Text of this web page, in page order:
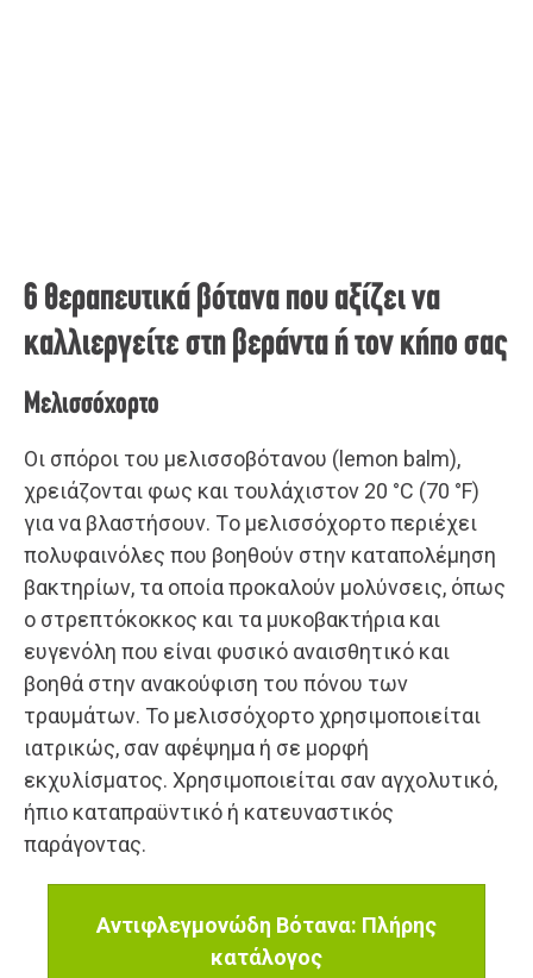
6 θεραπευτικά βότανα που αξίζει να
καλλιεργείτε στη βεράντα ή τον κήπο σας
Μελισσόχορτο
Οι σπόροι του μελισσοβότανου (lemon balm),
χρειάζονται φως και τουλάχιστον 20 °C (70 °F)
για να βλαστήσουν. Tο μελισσόχορτο περιέχει
πολυφαινόλες που βοηθούν στην καταπολέμηση
βακτηρίων, τα οποία προκαλούν μολύνσεις, όπως
ο στρεπτόκοκκος και τα μυκοβακτήρια και
ευγενόλη που είναι φυσικό αναισθητικό και
βοηθά στην ανακούφιση του πόνου των
τραυμάτων. Το μελισσόχορτο χρησιμοποιείται
ιατρικώς, σαν αφέψημα ή σε μορφή
εκχυλίσματος. Χρησιμοποιείται σαν αγχολυτικό,
ήπιο καταπραϋντικό ή κατευναστικός
παράγοντας.
Αντιφλεγμονώδη Βότανα: Πλήρης
κατάλογος